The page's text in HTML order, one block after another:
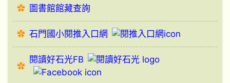
圖書館館藏查詢
石門國小閱推入口網
閱讀好石光FB